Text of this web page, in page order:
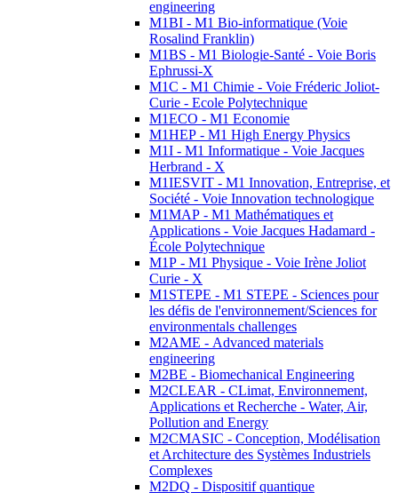
engineering
M1BI - M1 Bio-informatique (Voie
Rosalind Franklin)
M1BS - M1 Biologie-Santé - Voie Boris
Ephrussi-X
M1C - M1 Chimie - Voie Fréderic Joliot-
Curie - Ecole Polytechnique
M1ECO - M1 Economie
M1HEP - M1 High Energy Physics
M1I - M1 Informatique - Voie Jacques
Herbrand - X
M1IESVIT - M1 Innovation, Entreprise, et
Société - Voie Innovation technologique
M1MAP - M1 Mathématiques et
Applications - Voie Jacques Hadamard -
École Polytechnique
M1P - M1 Physique - Voie Irène Joliot
Curie - X
M1STEPE - M1 STEPE - Sciences pour
les défis de l'environnement/Sciences for
environmentals challenges
M2AME - Advanced materials
engineering
M2BE - Biomechanical Engineering
M2CLEAR - CLimat, Environnement,
Applications et Recherche - Water, Air,
Pollution and Energy
M2CMASIC - Conception, Modélisation
et Architecture des Systèmes Industriels
Complexes
M2DQ - Dispositif quantique